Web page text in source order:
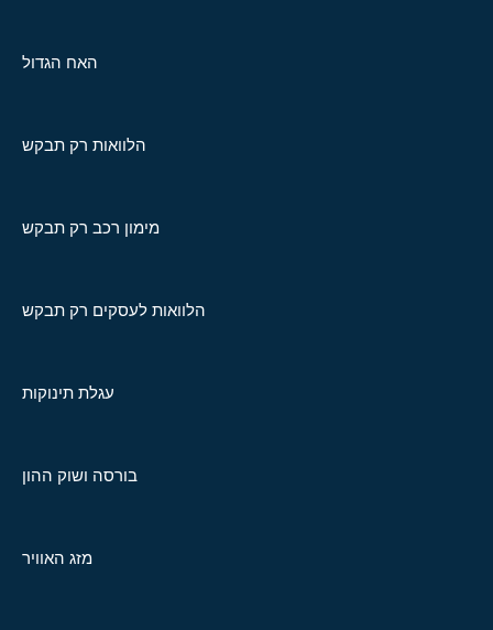
האח הגדול
הלוואות רק תבקש
מימון רכב רק תבקש
הלוואות לעסקים רק תבקש
עגלת תינוקות
בורסה ושוק ההון
מזג האוויר